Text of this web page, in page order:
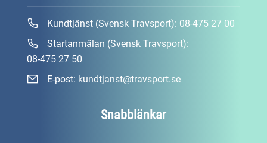
Snabblänkar
Kundtjänst (Svensk Travsport): 08-475 27 00
Startanmälan (Svensk Travsport):
08-475 27 50
E-post: kundtjanst@travsport.se